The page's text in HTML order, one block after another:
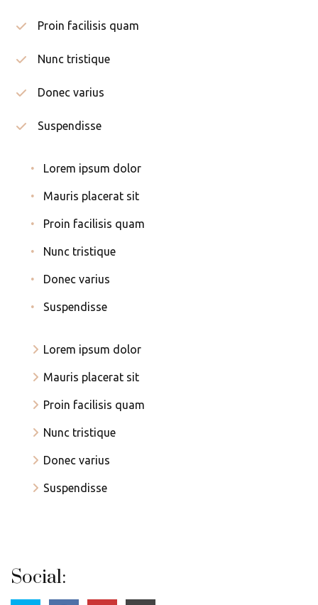
Proin facilisis quam
Nunc tristique
Donec varius
Suspendisse
Lorem ipsum dolor
Mauris placerat sit
Proin facilisis quam
Nunc tristique
Donec varius
Suspendisse
Lorem ipsum dolor
Mauris placerat sit
Proin facilisis quam
Nunc tristique
Donec varius
Suspendisse
Social: